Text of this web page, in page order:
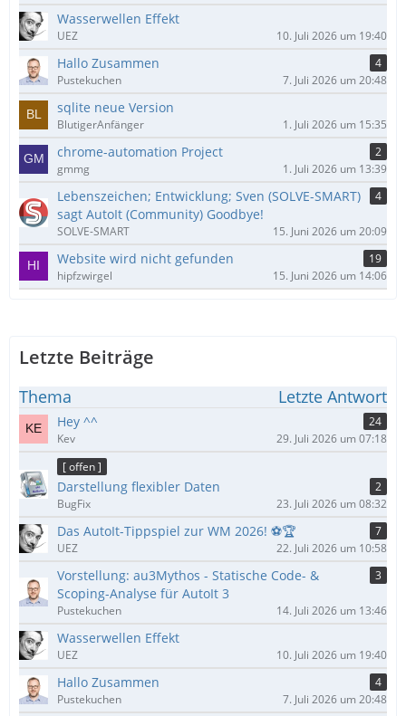
Wasserwellen Effekt
UEZ 10. Juli 2026 um 19:40
Hallo Zusammen
4
Pustekuchen
7. Juli 2026 um 20:48
sqlite neue Version
BlutigerAnfänger 1. Juli 2026 um 15:35
chrome-automation Project
2
gmmg
1. Juli 2026 um 13:39
Lebenszeichen; Entwicklung; Sven (SOLVE-SMART)
sagt AutoIt (Community) Goodbye!
4
SOLVE-SMART 15. Juni 2026 um 20:09
Website wird nicht gefunden
19
hipfzwirgel
15. Juni 2026 um 14:06
Letzte Beiträge
Thema Letzte Antwort
Hey ^^
24
Kev
29. Juli 2026 um 07:18
[ offen ]
Darstellung flexibler Daten
2
BugFix
23. Juli 2026 um 08:32
Das AutoIt-Tippspiel zur WM 2026! ⚽🏆
7
UEZ
22. Juli 2026 um 10:58
Vorstellung: au3Mythos - Statische Code- &
Scoping-Analyse für AutoIt 3
3
Pustekuchen 14. Juli 2026 um 13:46
Wasserwellen Effekt
UEZ 10. Juli 2026 um 19:40
Hallo Zusammen
4
Pustekuchen
7. Juli 2026 um 20:48